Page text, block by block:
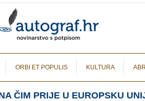
ORBI ET POPULIS KULTURA
ČIM PRIJE U EUROPSKU